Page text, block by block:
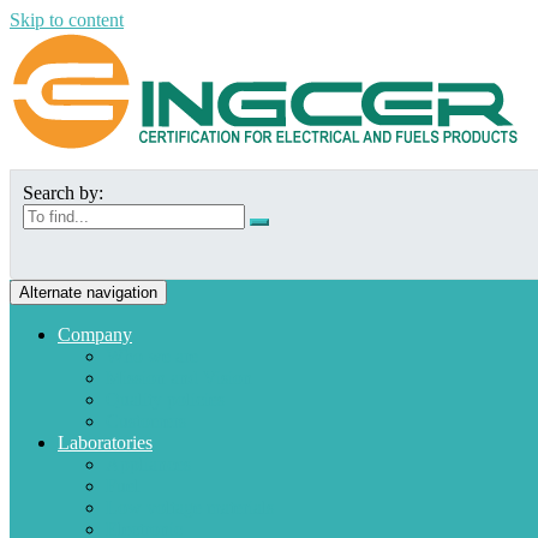
Skip to content
Search by:
Alternate navigation
Company
Laboratories